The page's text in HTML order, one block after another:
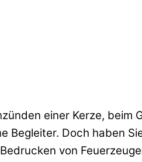
einer Kerze,
Begleiter. Doch haben
von